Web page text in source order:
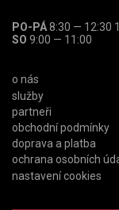
PO-PÁ8:30 — 12:30
SO 9:00 — 11:00
o nás
služby
partneři
obchodní podmínky
doprava a platba
ochrana osobních
nastavení cookies